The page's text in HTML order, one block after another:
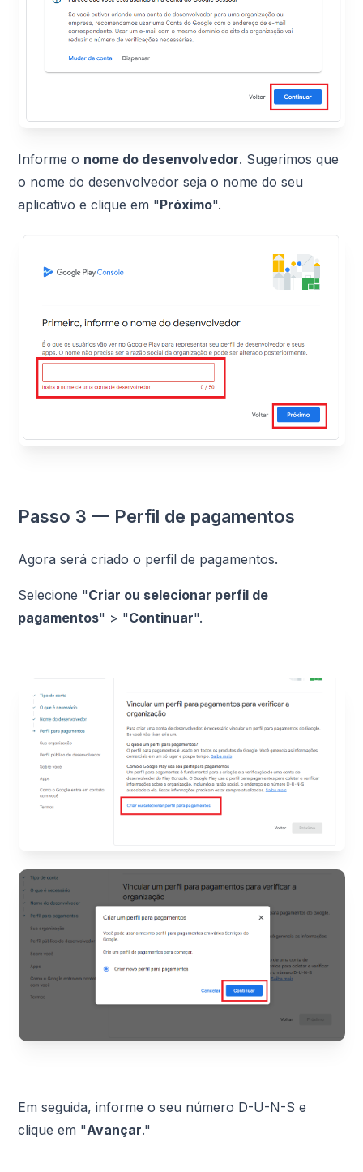
Informe o nome do desenvolvedor. Sugerimos que
o nome do desenvolvedor seja o nome do seu
aplicativo e clique em "Próximo".
Passo 3 — Perfil de pagamentos
Agora será criado o perfil de pagamentos.
Selecione "Criar ou selecionar perfil de
pagamentos" > "Continuar".
Em seguida, informe o seu número D-U-N-S e
clique em "Avançar."